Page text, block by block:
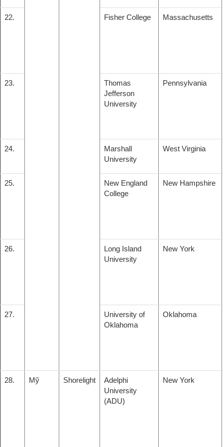
22. Fisher College Massachusetts
23.
Thomas
Jefferson
University
Pennsylvania
24.
Marshall
University
West Virginia
25.
New England
College
New Hampshire
26.
Long Island
University
New York
27.
University of
Oklahoma
Oklahoma
28. Mỹ Shorelight
Adelphi
University
(ADU)
New York